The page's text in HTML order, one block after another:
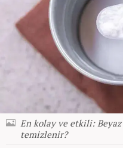
En kolay ve etkili:
temizlenir?